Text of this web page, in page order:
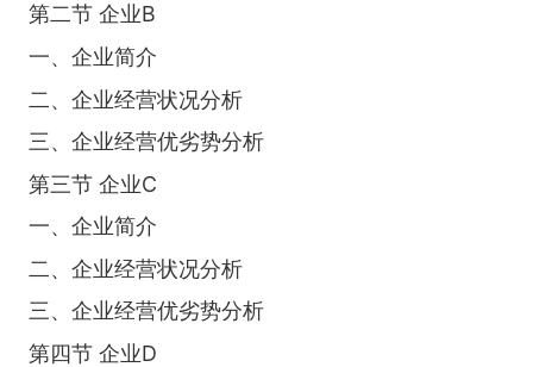
第二节 企业B
一、企业简介
二、企业经营状况分析
三、企业经营优劣势分析
第三节 企业C
一、企业简介
二、企业经营状况分析
三、企业经营优劣势分析
第四节 企业D